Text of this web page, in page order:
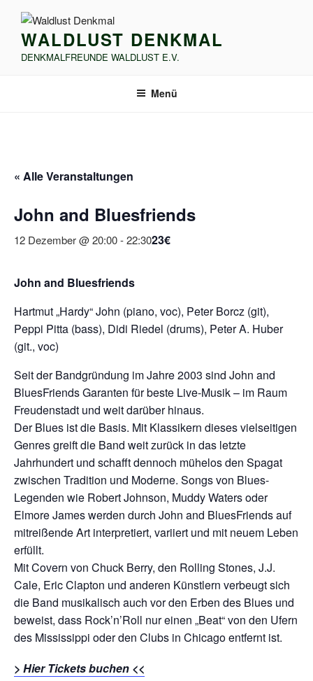
Inhalt
springenWALDLUST DENKMAL
DENKMALFREUNDE WALDLUST E.V.
Menü
« Alle Veranstaltungen
John and Bluesfriends
12 Dezember @ 20:00-22:3023€
John and Bluesfriends
Hartmut „Hardy“ John (piano, voc), Peter Borcz (git),
Peppi Pitta (bass), Didi Riedel (drums), Peter A. Huber
(git., voc)
Seit der Bandgründung im Jahre 2003 sind John and
BluesFriends Garanten für beste Live-Musik – im Raum
Freudenstadt und weit darüber hinaus.
Der Blues ist die Basis. Mit Klassikern dieses vielseitigen
Genres greift die Band weit zurück in das letzte
Jahrhundert und schafft dennoch mühelos den Spagat
zwischen Tradition und Moderne. Songs von Blues-
Legenden wie Robert Johnson, Muddy Waters oder
Elmore James werden durch John and BluesFriends auf
mitreißende Art interpretiert, variiert und mit neuem Leben
erfüllt.
Mit Covern von Chuck Berry, den Rolling Stones, J.J.
Cale, Eric Clapton und anderen Künstlern verbeugt sich
die Band musikalisch auch vor den Erben des Blues und
beweist, dass Rock’n’Roll nur einen „Beat“ von den Ufern
des Mississippi oder den Clubs in Chicago entfernt ist.
> Hier Tickets buchen <<